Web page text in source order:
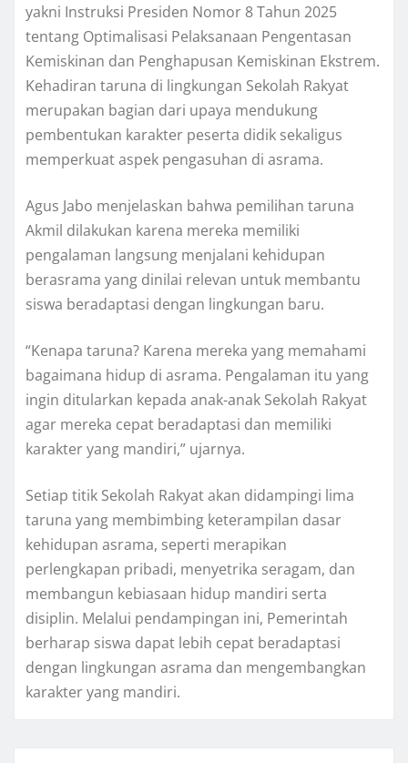
yakni Instruksi Presiden Nomor 8 Tahun 2025
tentang Optimalisasi Pelaksanaan Pengentasan
Kemiskinan dan Penghapusan Kemiskinan Ekstrem.
Kehadiran taruna di lingkungan Sekolah Rakyat
merupakan bagian dari upaya mendukung
pembentukan karakter peserta didik sekaligus
memperkuat aspek pengasuhan di asrama.
Agus Jabo menjelaskan bahwa pemilihan taruna
Akmil dilakukan karena mereka memiliki
pengalaman langsung menjalani kehidupan
berasrama yang dinilai relevan untuk membantu
siswa beradaptasi dengan lingkungan baru.
“Kenapa taruna? Karena mereka yang memahami
bagaimana hidup di asrama. Pengalaman itu yang
ingin ditularkan kepada anak-anak Sekolah Rakyat
agar mereka cepat beradaptasi dan memiliki
karakter yang mandiri,” ujarnya.
Setiap titik Sekolah Rakyat akan didampingi lima
taruna yang membimbing keterampilan dasar
kehidupan asrama, seperti merapikan
perlengkapan pribadi, menyetrika seragam, dan
membangun kebiasaan hidup mandiri serta
disiplin. Melalui pendampingan ini, Pemerintah
berharap siswa dapat lebih cepat beradaptasi
dengan lingkungan asrama dan mengembangkan
karakter yang mandiri.